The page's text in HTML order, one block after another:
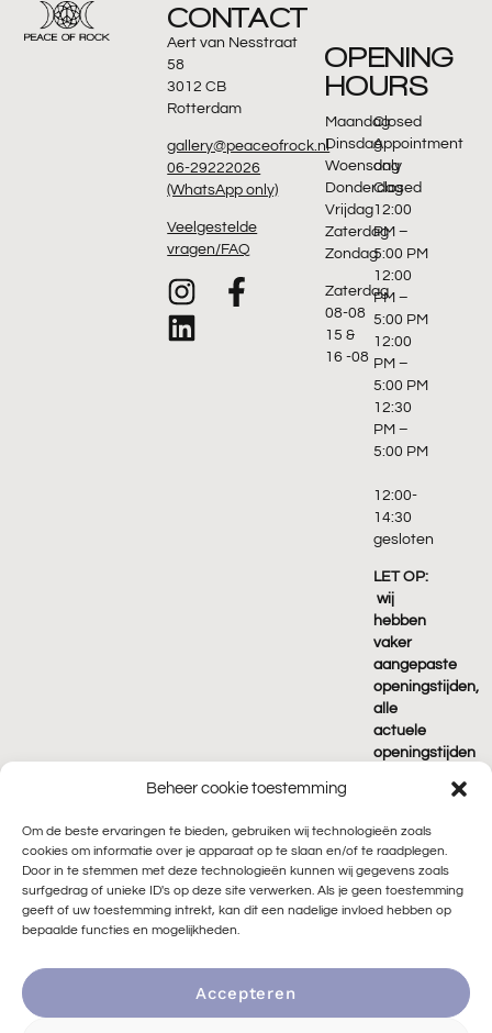
Beheer cookie toestemming
Om de beste ervaringen te bieden, gebruiken wij technologieën zoals
cookies om informatie over je apparaat op te slaan en/of te raadplegen.
Door in te stemmen met deze technologieën kunnen wij gegevens zoals
surfgedrag of unieke ID's op deze site verwerken. Als je geen toestemming
geeft of uw toestemming intrekt, kan dit een nadelige invloed hebben op
bepaalde functies en mogelijkheden.
Accepteren
CONTACT
Aert van Nesstraat
58
3012 CB
Rotterdam
gallery@peaceofrock.nl
06-29222026
(WhatsApp only)
Veelgestelde
vragen/FAQ
OPENING
HOURS
Maandag
Dinsdag
Woensdag
Donderdag
Vrijdag
Zaterdag
Zondag
Zaterdag
08-08
15 &
16 -08
Closed
Appointment
only
Closed
12:00
PM –
5:00 PM
12:00
PM –
5:00 PM
12:00
PM –
5:00 PM
12:30
PM –
5:00 PM
12:00-
14:30
gesloten
LET OP:
wij
hebben
vaker
aangepaste
openingstijden,
alle
actuele
openingstijden
© 2026 Peace of Rock |🌱 Duurzaam ontwikkeld door